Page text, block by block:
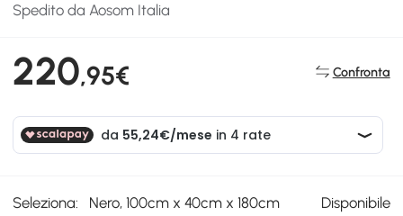
Spedito da Aosom Italia
220,95€ Confronta
Seleziona: Nero, 100cm x 40cm x 180cm Disponibile